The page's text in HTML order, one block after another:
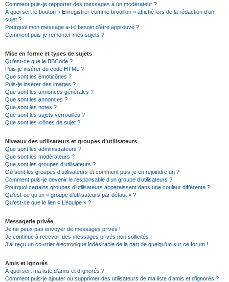
Comment puis-je rapporter des messages à un modérateur ?
À quoi sert le bouton « Enregistrer comme brouillon » affiché lors de la rédaction d’un
sujet ?
Pourquoi mon message a-t-il besoin d’être approuvé ?
Comment puis-je remonter mes sujets ?
Mise en forme et types de sujets
Qu’est-ce que le BBCode ?
Puis-je insérer du code HTML ?
Que sont les émoticônes ?
Puis-je insérer des images ?
Que sont les annonces générales ?
Que sont les annonces ?
Que sont les notes ?
Que sont les sujets verrouillés ?
Que sont les icônes de sujet ?
Niveaux des utilisateurs et groupes d’utilisateurs
Que sont les administrateurs ?
Que sont les modérateurs ?
Que sont les groupes d’utilisateurs ?
Où sont les groupes d’utilisateurs et comment puis-je en rejoindre un ?
Comment puis-je devenir le responsable d’un groupe d’utilisateurs ?
Pourquoi certains groupes d’utilisateurs apparaissent dans une couleur différente ?
Qu’est-ce qu’un « groupe d’utilisateurs par défaut » ?
Qu’est-ce que le lien « L’équipe » ?
Messagerie privée
Je ne peux pas envoyer de messages privés !
Je continue à recevoir des messages privés non sollicités !
J’ai reçu un courrier électronique indésirable de la part de quelqu’un sur ce forum !
Amis et ignorés
À quoi sert ma liste d’amis et d’ignorés ?
Comment puis-je ajouter ou supprimer des utilisateurs de ma liste d’amis et d’ignorés ?